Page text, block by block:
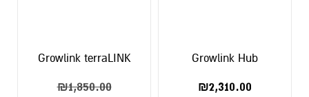
Growlink Hub
₪2,310.00
Growlink terraLINK
₪1,850.00